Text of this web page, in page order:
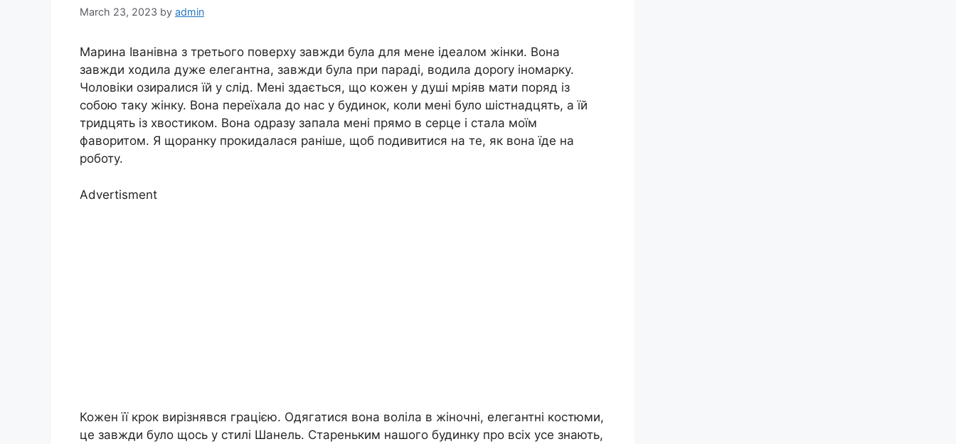
March 23, 2023 by admin
Марина Іванівна з третього поверху завжди була для мене ідеалом жінки. Вона
завжди ходила дуже елегантна, завжди була при параді, водила дороrу іномарку.
Чоловіки озиралися їй у слід. Мені здається, що кожен у душі мріяв мати поряд із
собою таку жінку. Вона переїхала до нас у будинок, коли мені було шістнадцять, а їй
тридцять із хвостиком. Вона одразу запала мені прямо в серце і стала моїм
фаворитом. Я щоранку прокидалася раніше, щоб подивитися на те, як вона їде на
роботу.
Advertisment
Кожен її крок вирізнявся грацією. Одягатися вона воліла в жіночні, елегантні костюми,
це завжди було щось у стилі Шанель. Стареньким нашого будинку про всіх усе знають,